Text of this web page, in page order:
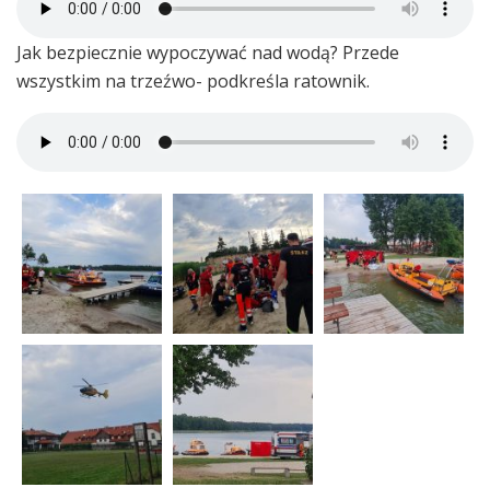
Jak bezpiecznie wypoczywać nad wodą? Przede
wszystkim na trzeźwo- podkreśla ratownik.